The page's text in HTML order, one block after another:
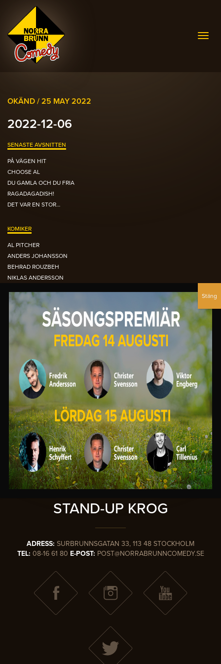
OKÄND / 25 MAY 2022
2022-12-06
SENASTE AVSNITTEN
PÅ VÄGEN HIT
CHOOSE AL
DU GAMLA OCH DU FRIA
RAGADAGADISH!
DET VAR EN STOR…
KOMIKER
AL PITCHER
ANDERS JOHANSSON
BEHRAD ROUZBEH
NIKLAS ANDERSSON
PETTER BRISTAV
SIMON GARSHASEBI
DEN ORANGEA FÅTÖLJEN ARKIVET
SVERIGESMEST KÄNDA
STAND-UP KROG
ADRESS: SURBRUNNSGATAN 33, 113 48 STOCKHOLM
TEL: 08-16 61 80 E-POST: POST@NORRABRUNNCOMEDY.SE